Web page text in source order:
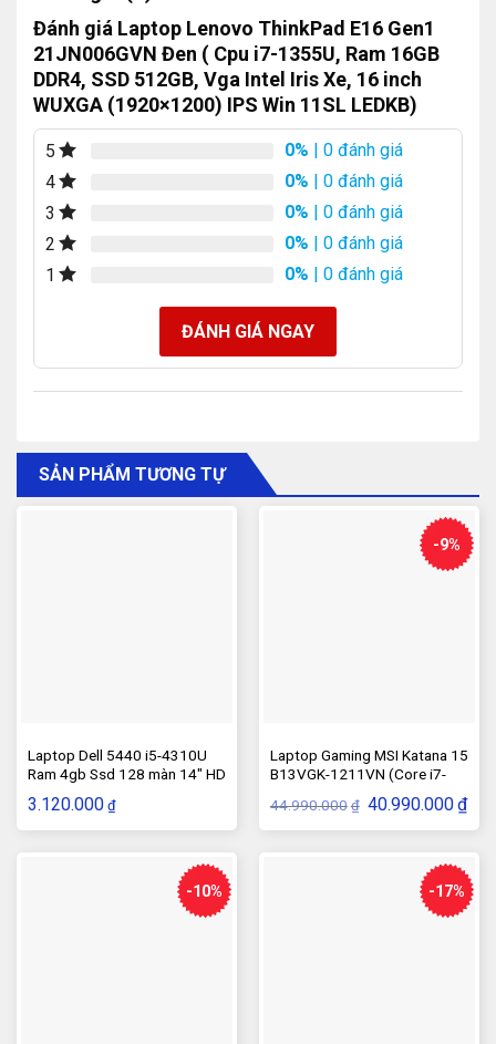
Đánh giá Laptop Lenovo ThinkPad E16 Gen1
21JN006GVN Đen ( Cpu i7-1355U, Ram 16GB
DDR4, SSD 512GB, Vga Intel Iris Xe, 16 inch
WUXGA (1920×1200) IPS Win 11SL LEDKB)
5 0% | 0 đánh giá
4
0% | 0 đánh giá
3
0% | 0 đánh giá
2
0% | 0 đánh giá
1
0% | 0 đánh giá
ĐÁNH GIÁ NGAY
SẢN PHẨM TƯƠNG TỰ
Laptop Dell 5440 i5-4310U
Ram 4gb Ssd 128 màn 14″ HD
sạc rin
3.120.000 ₫
-9%
Laptop Gaming MSI Katana 15
B13VGK-1211VN (Core i7-
13620H, RTX 4070 8GB)
44.990.000 ₫ Giá
gốc
là:
40.990.000₫Giá
hiện
tại
-10% -17%